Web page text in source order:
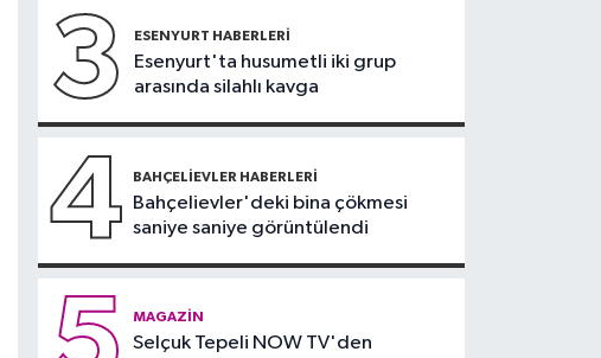
Sağlık
10:45Aşırı sıcakta
bakımsız klima
yangınlara neden
3 ESENYURT HABERLERI
Esenyurt'ta husumetli iki grup
arasında silahlı kavga
4 BAHÇELIEVLER HABERLERI
Bahçelievler'deki bina çökmesi
saniye saniye görüntülendi
MAGAZIN
Selçuk Tepeli NOW TV'den